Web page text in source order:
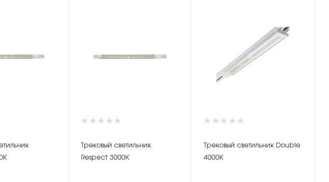
Трековый светильник
Respect 3000К
Трековый светильник Double
4000К